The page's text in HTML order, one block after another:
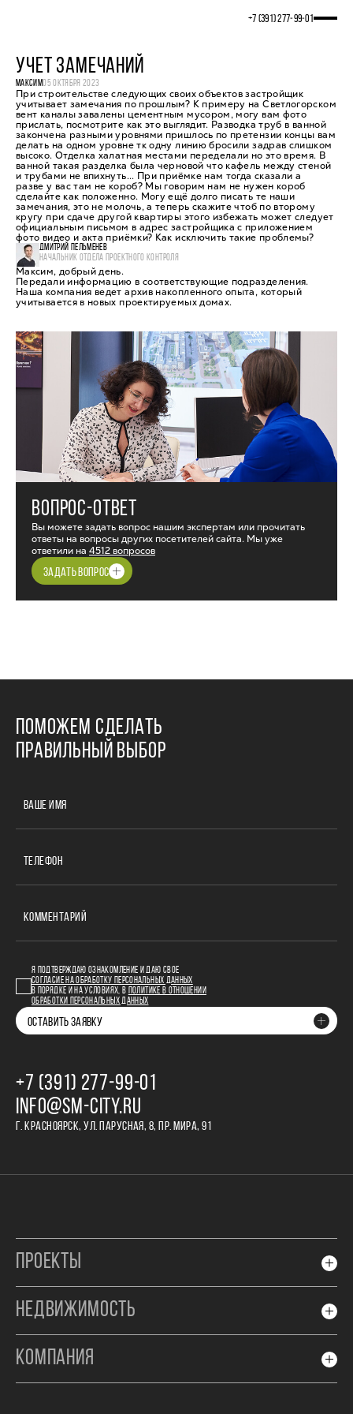
+7 (391) 277‒99‒01
УЧЕТ ЗАМЕЧАНИЙ
МАКСИМ05 ОКТЯБРЯ 2023
При строительстве следующих своих объектов застройщик
учитывает замечания по прошлым? К примеру на Светлогорском
вент каналы завалены цементным мусором, могу вам фото
прислать, посмотрите как это выглядит. Разводка труб в ванной
закончена разными уровнями пришлось по претензии концы вам
делать на одном уровне тк одну линию бросили задрав слишком
высоко. Отделка халатная местами переделали но это время. В
ванной такая разделка была черновой что кафель между стеной
и трубами не впихнуть... При приёмке нам тогда сказали а
разве у вас там не короб? Мы говорим нам не нужен короб
сделайте как положенно. Могу ещё долго писать те наши
замечания, это не молочь, а теперь скажите чтоб по второму
кругу при сдаче другой квартиры этого избежать может следует
официальным письмом в адрес застройщика с приложением
фото видео и акта приёмки? Как исключить такие проблемы?
ДМИТРИЙ ПЕЛЬМЕНЕВ
НАЧАЛЬНИК ОТДЕЛА ПРОЕКТНОГО КОНТРОЛЯ
Максим, добрый день.
Передали информацию в соответствующие подразделения.
Наша компания ведет архив накопленного опыта, который
учитывается в новых проектируемых домах.
ВОПРОС-ОТВЕТ
Вы можете задать вопрос нашим экспертам или прочитать
ответы на вопросы других посетителей сайта. Мы уже
ответили на 4512 вопросов
ЗАДАТЬ ВОПРОС
ПОМОЖЕМ СДЕЛАТЬ
ПРАВИЛЬНЫЙ ВЫБОР
ВАШЕ ИМЯ
ТЕЛЕФОН
КОММЕНТАРИЙ
Я ПОДТВЕРЖДАЮ ОЗНАКОМЛЕНИЕ И ДАЮ СВОЕ
СОГЛАСИЕ НА ОБРАБОТКУ ПЕРСОНАЛЬНЫХ ДАННЫХ
В ПОРЯДКЕ И НА УСЛОВИЯХ, В
ПОЛИТИКЕ В ОТНОШЕНИИ
ОБРАБОТКИ ПЕРСОНАЛЬНЫХ ДАННЫХ
ОСТАВИТЬ ЗАЯВКУ
+7 (391) 277‒99‒01
INFO@SM-CITY.RU
Г. КРАСНОЯРСК, УЛ. ПАРУСНАЯ, 8, ПР. МИРА, 91
ПРОЕКТЫ
НЕДВИЖИМОСТЬ
КОМПАНИЯ